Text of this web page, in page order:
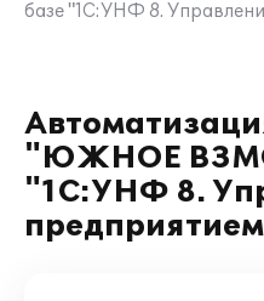
базе "1С:УНФ 8.
"ЮЖНОЕ
"1С:УНФ 8.